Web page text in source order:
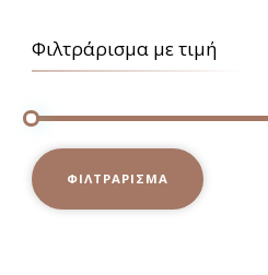
Φιλτράρισμα με τιμή
ΦΙΛΤΡΆΡΙΣΜΑ